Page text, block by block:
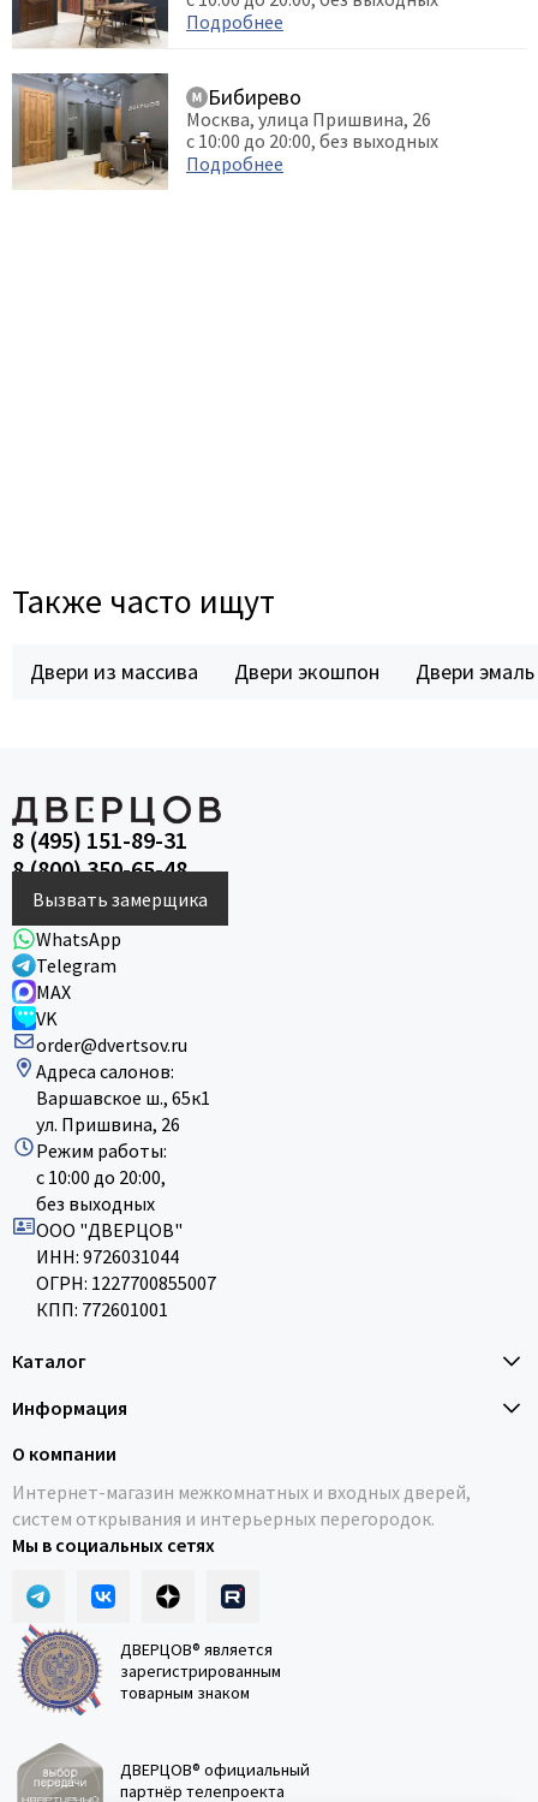
Подробнее
Бибирево
Москва, улица Пришвина, 26
с 10:00 до 20:00, без выходных
Подробнее
Также часто ищут
Двери из массива Двери экошпон Двери эмаль
8 (495) 151-89-31
8 (800) 350-65-48
Вызвать замерщика
WhatsApp
Telegram
MAX
VK
order@dvertsov.ru
Адреса салонов:
Варшавское ш., 65к1
ул. Пришвина, 26
Режим работы:
с 10:00 до 20:00,
без выходных
ООО "ДВЕРЦОВ"
ИНН: 9726031044
ОГРН: 1227700855007
КПП: 772601001
Каталог
Информация
О компании
Интернет-магазин межкомнатных и входных дверей,
систем открывания и интерьерных перегородок.
Мы в социальных сетях
ДВЕРЦОВ® является
зарегистрированным
товарным знаком
ДВЕРЦОВ® официальный
партнёр телепроекта